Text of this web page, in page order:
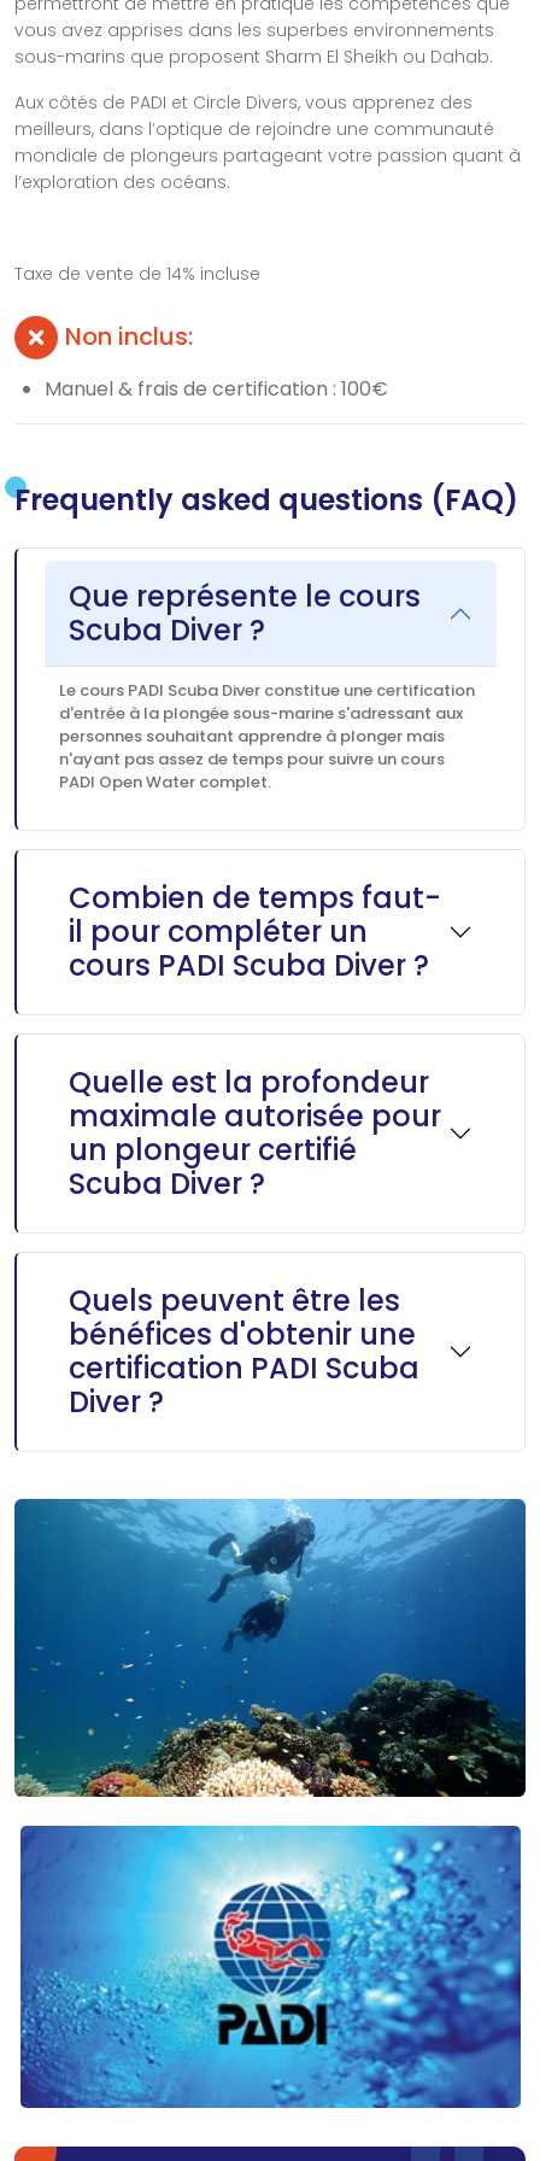
vous avez apprises dans les superbes environnements
sous-marins que proposent Sharm El Sheikh ou Dahab.
Aux côtés de PADI et Circle Divers, vous apprenez des
meilleurs, dans l’optique de rejoindre une communauté
mondiale de plongeurs partageant votre passion quant à
l’exploration des océans.
Taxe de vente de 14% incluse
Non inclus:
Manuel & frais de certification : 100€
Frequently asked questions (FAQ)
Que représente le cours
Scuba Diver ?
Le cours PADI Scuba Diver constitue une certification
d'entrée à la plongée sous-marine s'adressant aux
personnes souhaitant apprendre à plonger mais
n'ayant pas assez de temps pour suivre un cours
PADI Open Water complet.
Combien de temps faut-
il pour compléter un
cours PADI Scuba Diver ?
Quelle est la profondeur
maximale autorisée pour
un plongeur certifié
Scuba Diver ?
Quels peuvent être les
bénéfices d'obtenir une
certification PADI Scuba
Diver ?